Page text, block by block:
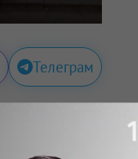
Телеграм